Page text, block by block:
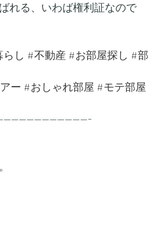
れる、いわば権利証なので
らし #不動産 #お部屋探し #部
ー #おしゃれ部屋 #モテ部屋